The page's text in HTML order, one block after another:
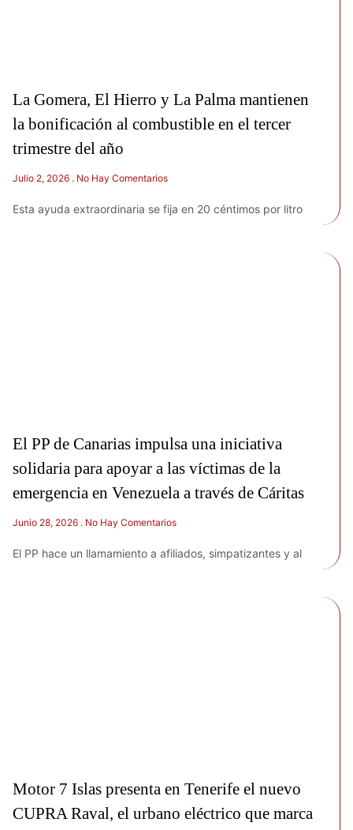
La Gomera, El Hierro y La Palma mantienen
la bonificación al combustible en el tercer
trimestre del año
Julio 2, 2026 No Hay Comentarios
Esta ayuda extraordinaria se fija en 20 céntimos por litro
El PP de Canarias impulsa una iniciativa
solidaria para apoyar a las víctimas de la
emergencia en Venezuela a través de Cáritas
Junio 28, 2026 No Hay Comentarios
El PP hace un llamamiento a afiliados, simpatizantes y al
Motor 7 Islas presenta en Tenerife el nuevo
CUPRA Raval, el urbano eléctrico que marca